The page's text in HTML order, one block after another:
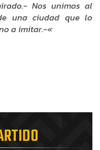
Nos unimos al
una ciudad que lo
a imitar.-«